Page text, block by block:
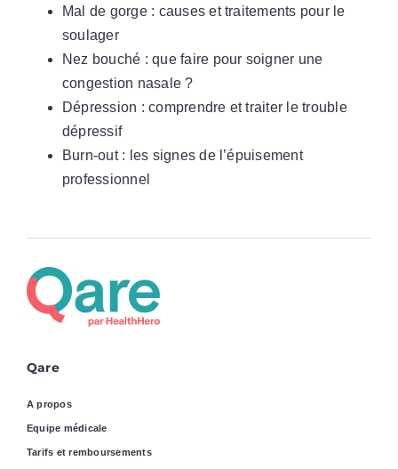
Mal de gorge : causes et traitements pour le
soulager
Nez bouché : que faire pour soigner une
congestion nasale ?
Dépression : comprendre et traiter le trouble
dépressif
Burn-out : les signes de l’épuisement
professionnel
Qare
A propos
Equipe médicale
Tarifs et remboursements